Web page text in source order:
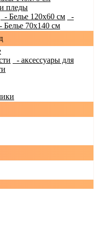
пледы
- Белье 120x60 см
-
- Белье 70х140 см
- аксессуары для